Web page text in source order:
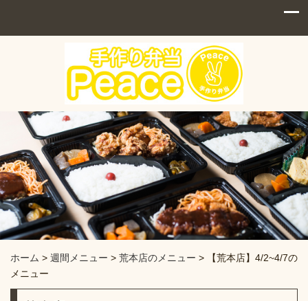
ホーム > 週間メニュー > 荒本店のメニュー >
【荒本店】4/2~4/7の
メニュー